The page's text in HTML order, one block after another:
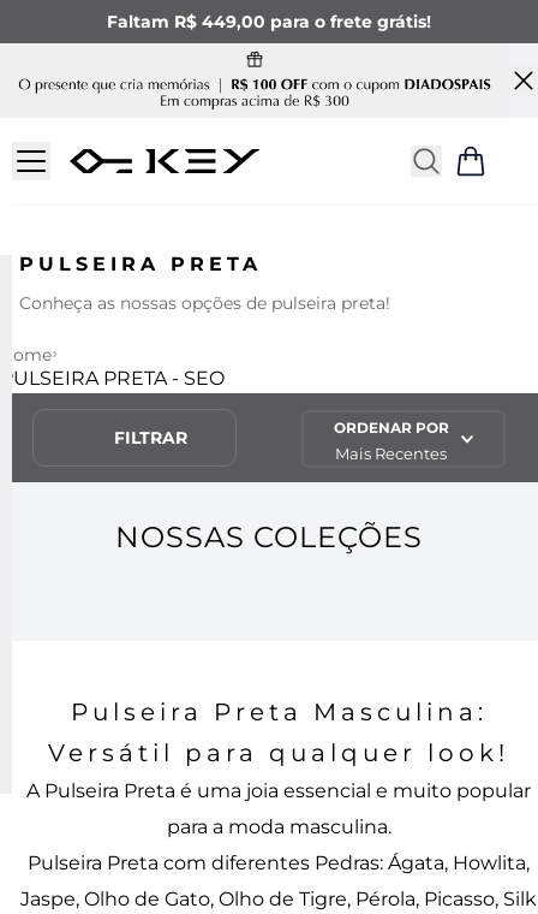
Faltam R$ 449,00 para o frete grátis!
PULSEIRA PRETA
Conheça as nossas opções de pulseira preta!
Home
PULSEIRA PRETA - SEO
FILTRAR ORDENAR POR
Mais Recentes
NOSSAS COLEÇÕES
Pulseira Preta Masculina:
Versátil para qualquer look!
A Pulseira Preta é uma joia essencial e muito popular
para a moda masculina.
Pulseira Preta com diferentes Pedras: Ágata, Howlita,
Jaspe, Olho de Gato, Olho de Tigre, Pérola, Picasso, Silk